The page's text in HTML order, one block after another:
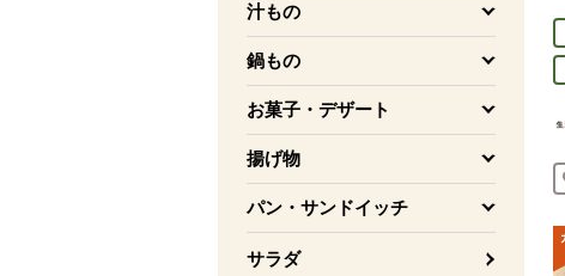
汁もの
を開く
鍋もの
を開く
お菓子・デザート
を開く
揚げ物
を開く
パン・サンドイッチ
を開く
サラダ